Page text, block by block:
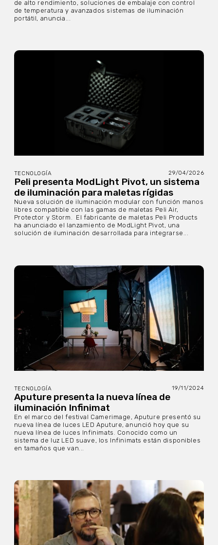
de alto rendimiento, soluciones de embalaje con control
de temperatura y avanzados sistemas de iluminación
portátil, anuncia...
TECNOLOGÍA 29/04/2026
Peli presenta ModLight Pivot, un sistema
de iluminación para maletas rígidas
Nueva solución de iluminación modular con función manos
libres compatible con las gamas de maletas Peli Air,
Protector y Storm. El fabricante de maletas Peli Products
ha anunciado el lanzamiento de ModLight Pivot, una
solución de iluminación desarrollada para integrarse...
TECNOLOGÍA 19/11/2024
Aputure presenta la nueva línea de
iluminación Infinimat
En el marco del festival Camerimage, Aputure presentó su
nueva línea de luces LED Aputure, anunció hoy que su
nueva línea de luces Infinimats. Conocido como un
sistema de luz LED suave, los Infinimats están disponibles
en tamaños que van...